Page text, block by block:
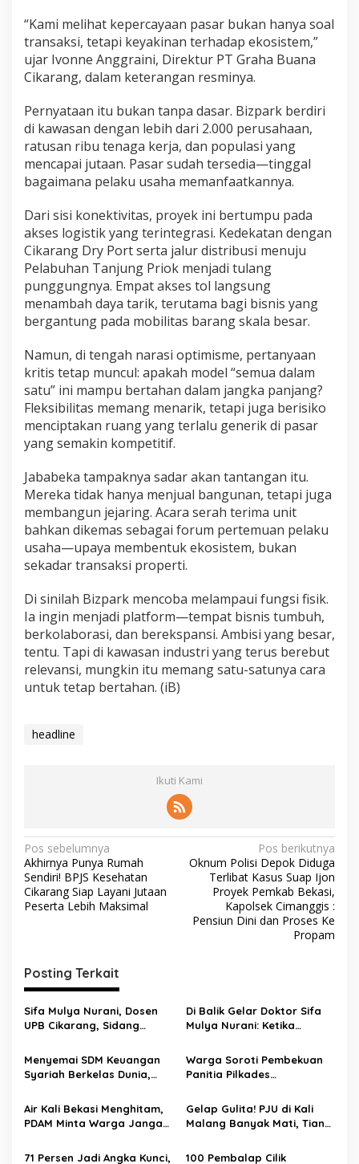
“Kami melihat kepercayaan pasar bukan hanya soal
transaksi, tetapi keyakinan terhadap ekosistem,”
ujar Ivonne Anggraini, Direktur PT Graha Buana
Cikarang, dalam keterangan resminya.
Pernyataan itu bukan tanpa dasar. Bizpark berdiri
di kawasan dengan lebih dari 2.000 perusahaan,
ratusan ribu tenaga kerja, dan populasi yang
mencapai jutaan. Pasar sudah tersedia—tinggal
bagaimana pelaku usaha memanfaatkannya.
Dari sisi konektivitas, proyek ini bertumpu pada
akses logistik yang terintegrasi. Kedekatan dengan
Cikarang Dry Portserta jalur distribusi menuju
Pelabuhan Tanjung Priok menjadi tulang
punggungnya. Empat akses tol langsung
menambah daya tarik, terutama bagi bisnis yang
bergantung pada mobilitas barang skala besar.
Namun, di tengah narasi optimisme, pertanyaan
kritis tetap muncul: apakah model “semua dalam
satu” ini mampu bertahan dalam jangka panjang?
Fleksibilitas memang menarik, tetapi juga berisiko
menciptakan ruang yang terlalu generik di pasar
yang semakin kompetitif.
Jababeka tampaknya sadar akan tantangan itu.
Mereka tidak hanya menjual bangunan, tetapi juga
membangun jejaring. Acara serah terima unit
bahkan dikemas sebagai forum pertemuan pelaku
usaha—upaya membentuk ekosistem, bukan
sekadar transaksi properti.
Di sinilah Bizpark mencoba melampaui fungsi fisik.
Ia ingin menjadi platform—tempat bisnis tumbuh,
berkolaborasi, dan berekspansi. Ambisi yang besar,
tentu. Tapi di kawasan industri yang terus berebut
relevansi, mungkin itu memang satu-satunya cara
untuk tetap bertahan. (iB)
headline
Ikuti Kami
Pos sebelumnya
Akhirnya Punya Rumah
Sendiri! BPJS Kesehatan
Cikarang Siap Layani Jutaan
Peserta Lebih Maksimal
Pos berikutnya
Oknum Polisi Depok Diduga
Terlibat Kasus Suap Ijon
Proyek Pemkab Bekasi,
Kapolsek Cimanggis :
Pensiun Dini dan Proses Ke
Propam
Posting Terkait
Sifa Mulya Nurani, Dosen
UPB Cikarang, Sidang
dipimpin Prof. Dr. H. Aden
Rosadi Dosen UIN SGD asal
Bekasi
Di Balik Gelar Doktor Sifa
Mulya Nurani: Ketika
Menyelamatkan Masa
Depan Anak Indonesia
Menyemai SDM Keuangan
Syariah Berkelas Dunia,
Akreditasi Unggul
Warga Soroti Pembekuan
Panitia Pilkades
Intervensi
Air Kali Bekasi Menghitam,
PDAM Minta Warga Jangan
Gelap Gulita! PJU di Kali
Malang Banyak Mati, Tiang
Waswas
71 Persen Jadi Angka Kunci, 100 Pembalap Cilik